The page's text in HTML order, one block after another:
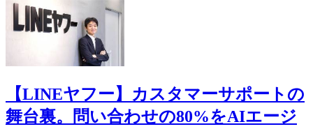
【LINEヤフー】カスタマーサポートの
舞台裏。問い合わせの80%をAIエージ